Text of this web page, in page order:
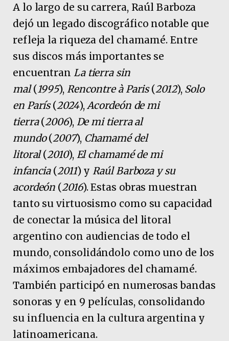
A lo largo de su carrera, Raúl Barboza
dejó un legado discográfico notable que
refleja la riqueza del chamamé. Entre
sus discos más importantes se
encuentran La tierra sin
mal(1995), Rencontre à Paris(2012), Solo
en París(2024),Acordeón de mi
tierra(2006), De mi tierra al
mundo(2007), Chamamé del
litoral(2010), El chamamé de mi
infancia(2011) yRaúl Barboza y su
acordeón (2016). Estas obras muestran
tanto su virtuosismo como su capacidad
de conectar la música del litoral
argentino con audiencias de todo el
mundo, consolidándolo como uno de los
máximos embajadores del chamamé.
También participó en numerosas bandas
sonoras y en 9 películas, consolidando
su influencia en la cultura argentina y
latinoamericana.